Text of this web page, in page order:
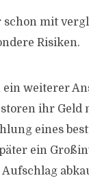
mit
Risiken.
weiterer
ihr
eines
ein